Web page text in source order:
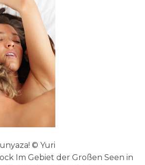
© Yuri
Im Gebiet der Großen Seen in